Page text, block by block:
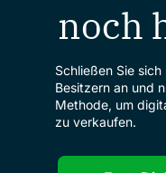
noch
Schließen Sie
Besitzern an und
Methode, um
zu verkaufen.